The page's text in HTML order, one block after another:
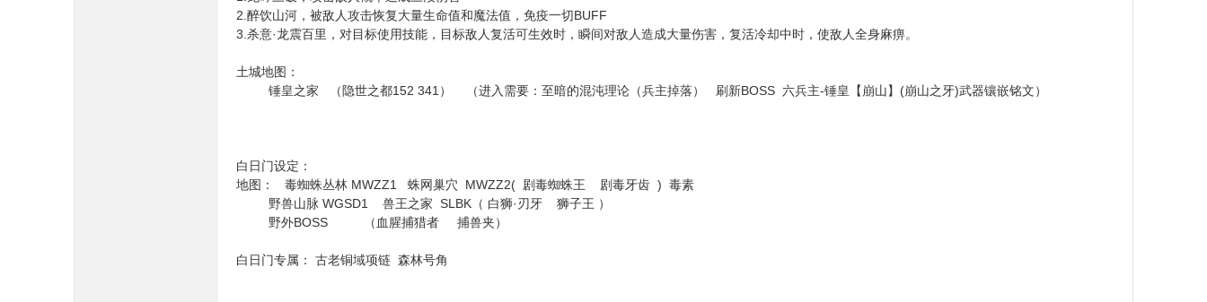
2.醉饮山河，被敌人攻击恢复大量生命值和魔法值，免疫一切BUFF
3.杀意·龙震百里，对目标使用技能，目标敌人复活可生效时，瞬间对敌人造成大量伤害，复活冷却中时，使敌人全身麻痹。
土城地图：
锤皇之家 （隐世之都152 341） （进入需要：至暗的混沌理论（兵主掉落） 刷新BOSS 六兵主-锤皇【崩山】(崩山之牙)武器镶嵌铭文）
白日门设定：
地图： 毒蜘蛛丛林 MWZZ1 蛛网巢穴 MWZZ2( 剧毒蜘蛛王 剧毒牙齿 ) 毒素
野兽山脉 WGSD1 兽王之家 SLBK（ 白狮·刃牙 狮子王 ）
野外BOSS （血腥捕猎者 捕兽夹）
白日门专属： 古老铜域项链 森林号角